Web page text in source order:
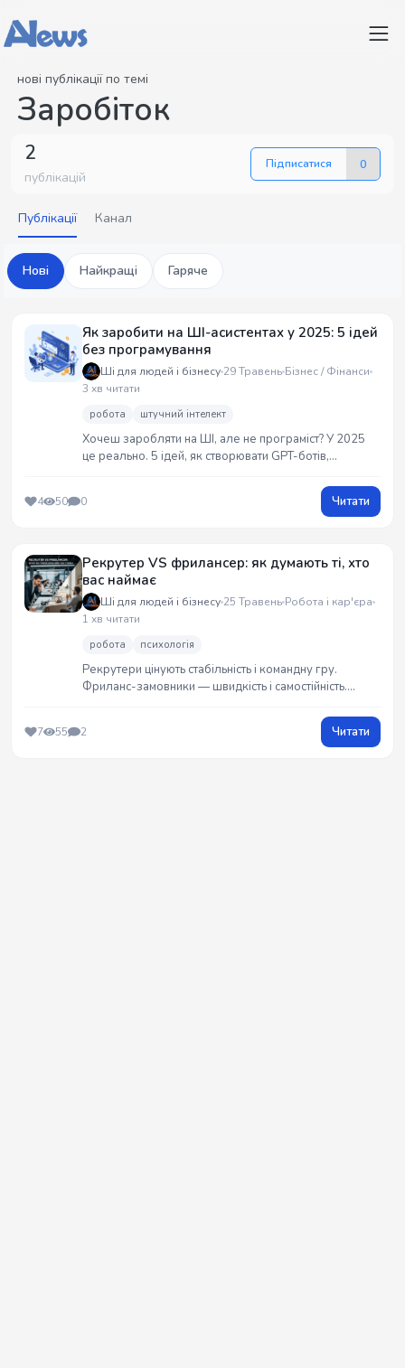
нові публікації по темі
Заробіток
2
публікацій
Підписатися 0
Публікації Канал
Нові Найкращі Гаряче
Як заробити на ШІ-асистентах у 2025: 5 ідей
без програмування
Ші для людей і бізнесу 29 Травень Бізнес / Фінанси
3 хв читати
робота штучний інтелект
Хочеш заробляти на ШІ, але не програміст? У 2025
це реально. 5 ідей, як створювати GPT-ботів,
і навіть 3D-аватарів — без коду. Ціни, платформи,
приклади — усе в пості.
4 50 0 Читати
Рекрутер VS фрилансер: як думають ті, хто
вас наймає
Ші для людей і бізнесу 25 Травень Робота і кар'єра
1 хв читати
робота психологія
Рекрутери цінують стабільність і командну гру.
Фриланс-замовники — швидкість і самостійність.
резюме, а новий підхід. Як мислять ті, хто тебе наймає
— коротко і по суті.
7 55 2 Читати